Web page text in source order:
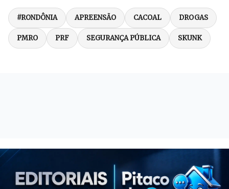
#RONDÔNIA APREENSÃO CACOAL DROGAS
PMRO PRF SEGURANÇA PÚBLICA SKUNK